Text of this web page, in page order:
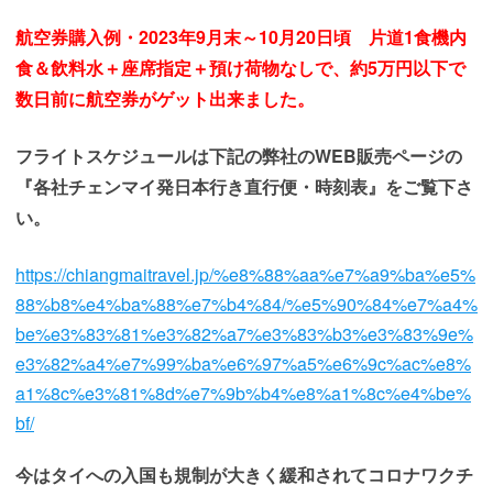
航空券購入例・2023年9月末～10月20日頃 片道1食機内
食＆飲料水＋座席指定＋預け荷物なしで、約5万円以下で
数日前に航空券がゲット出来ました。
フライトスケジュールは下記の弊社のWEB販売ページの
『各社チェンマイ発日本行き直行便・時刻表』をご覧下さ
い。
https://chiangmaitravel.jp/%e8%88%aa%e7%a9%ba%e5%
88%b8%e4%ba%88%e7%b4%84/%e5%90%84%e7%a4%
be%e3%83%81%e3%82%a7%e3%83%b3%e3%83%9e%
e3%82%a4%e7%99%ba%e6%97%a5%e6%9c%ac%e8%
a1%8c%e3%81%8d%e7%9b%b4%e8%a1%8c%e4%be%
bf/
今はタイへの入国も規制が大きく緩和されてコロナワクチ